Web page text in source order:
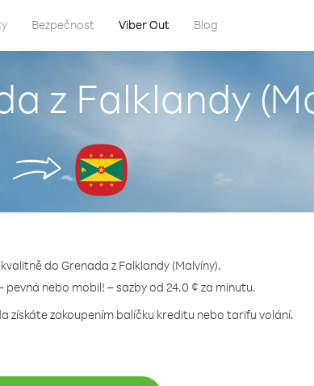
Bezpečnost Viber Out Blog
z Falklandy
do Grenada z Falklandy (Malvíny).
pevná nebo mobil! – sazby od 24.0 ¢ za minutu.
získáte zakoupením balíčku kreditu nebo tarifu volání.